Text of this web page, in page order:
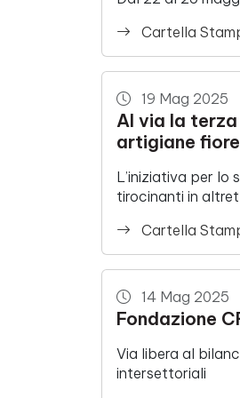
Cartella
19 Mag 2025
Al via la
artigiane
L’iniziativa per lo
tirocinanti in
Cartella
14 Mag 2025
Fondazione
Via libera al
intersettoriali